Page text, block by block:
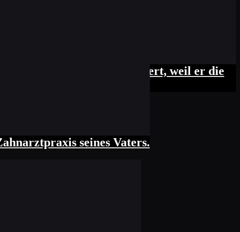
- Pavel Durov ist inhaftiert, weil er die
seines Vaters.